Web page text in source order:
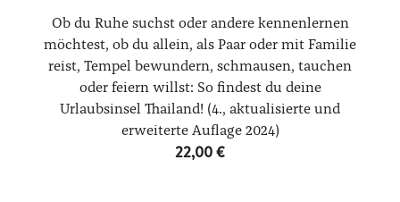
Ob du Ruhe suchst oder andere kennen­lernen
möchtest, ob du allein, als Paar oder mit Familie
reist, Tempel bewundern, schmausen, tauchen
oder feiern willst: So findest du deine
Urlaubsinsel Thailand! (4., aktualisierte und
erweiterte Auflage 2024)
22,00€